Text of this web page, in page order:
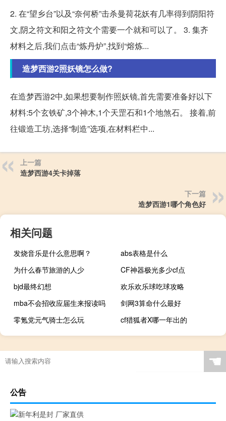
2. 在“望乡台”以及“奈何桥”击杀曼荷花妖有几率得到阴阳符
文,阴之符文和阳之符文个需要一个就和可以了。 3. 集齐
材料之后,我们点击“炼丹炉”,找到“熔炼...
造梦西游2照妖镜怎么做?
在造梦西游2中,如果想要制作照妖镜,首先需要准备好以下
材料:5个玄铁矿,3个神木,1个天罡石和1个地煞石。 接着,前
往锻造工坊,选择“制造”选项,在材料栏中...
上一篇
造梦西游4关卡掉落
下一篇
造梦西游1哪个角色好
相关问题
发烧音乐是什么意思啊？
abs表格是什么
为什么春节旅游的人少
CF神器极光多少cf点
bjd最终幻想
欢乐欢乐球吃球攻略
mba不会招收应届生来报读吗
剑网3算命什么最好
零氪党元气骑士怎么玩
cf猎狐者X哪一年出的
跑跑卡丁车弯道第七关攻略
☚
公告